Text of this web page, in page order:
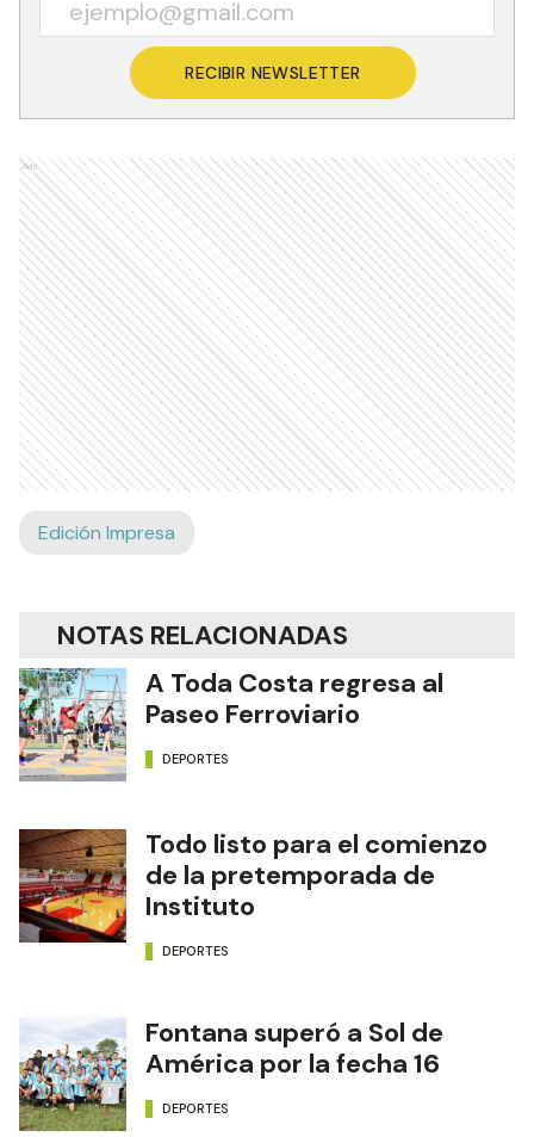
RECIBIR NEWSLETTER
Ads
Edición Impresa
NOTAS RELACIONADAS
A Toda Costa regresa al
Paseo Ferroviario
DEPORTES
Todo listo para el comienzo
de la pretemporada de
Instituto
DEPORTES
Fontana superó a Sol de
América por la fecha 16
DEPORTES